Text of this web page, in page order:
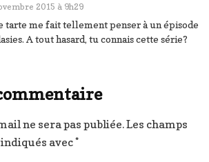
2015 à 9h29
tarte me fait tellement penser à un épisode
A tout hasard, tu connais cette série?
ne sera pas publiée.Les champs
avec*